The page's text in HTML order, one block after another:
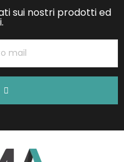
sui nostri prodotti ed